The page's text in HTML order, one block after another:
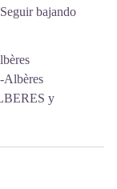
bajando
Albères
y